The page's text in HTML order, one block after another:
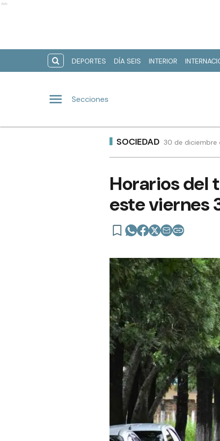
Ads
DEPORTES DÍA SEIS INTERIOR
Secciones
SOCIEDAD 30 de diciembre
Horarios del
este viernes